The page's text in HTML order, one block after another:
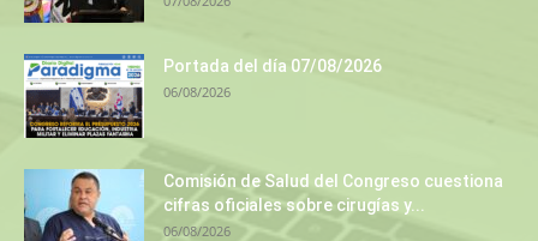
Portada del día 07/08/2026
06/08/2026
Comisión de Salud del Congreso cuestiona
cifras oficiales sobre cirugías y...
06/08/2026